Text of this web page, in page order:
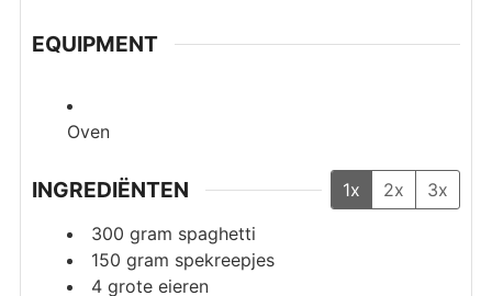
EQUIPMENT
Oven
INGREDIËNTEN 1x 2x
3x
300 gram spaghetti
150 gram spekreepjes
4 grote eieren